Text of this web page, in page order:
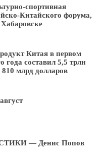
спортивная
Китайского форума,
Китая в первом
года составил 5,5 трлн
млрд долларов
— Денис Попов